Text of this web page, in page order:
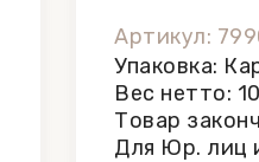
Артикул:
Упаковка:
Вес нетто:
Товар
Для Юр. лиц